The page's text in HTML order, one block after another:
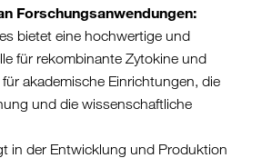
Forschungsanwendungen:
bietet eine hochwertige und
für rekombinante Zytokine und
akademische Einrichtungen, die
und die wissenschaftliche
in der Entwicklung und Produktion